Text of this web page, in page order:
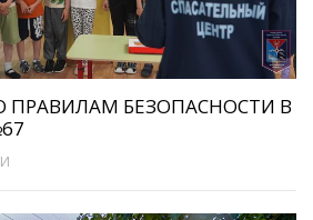
ПРАВИЛАМ БЕЗОПАСНОСТИ В